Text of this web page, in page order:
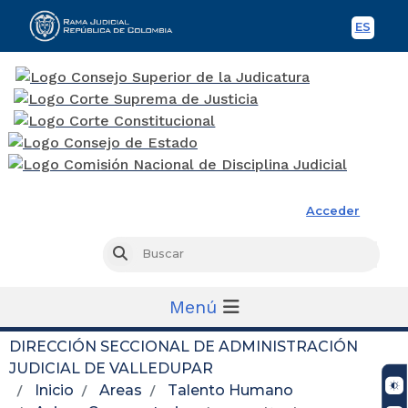
ES
Acceder
Buscar
Menú
DIRECCIÓN SECCIONAL DE ADMINISTRACIÓN
JUDICIAL DE VALLEDUPAR
Inicio
Areas
Talento Humano